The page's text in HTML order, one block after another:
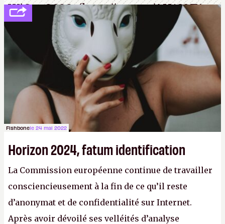
WiSec 2022. (http://cpc.cx/AH432T1
(PDF) - Crédit photo : Pexels - Tyler
Lastovich)
Fishbonele 24 mai 2022
Horizon 2024, fatum identification
La Commission européenne continue de travailler
consciencieusement à la fin de ce qu’il reste
d’anonymat et de confidentialité sur Internet.
Après avoir dévoilé ses velléités d’analyse